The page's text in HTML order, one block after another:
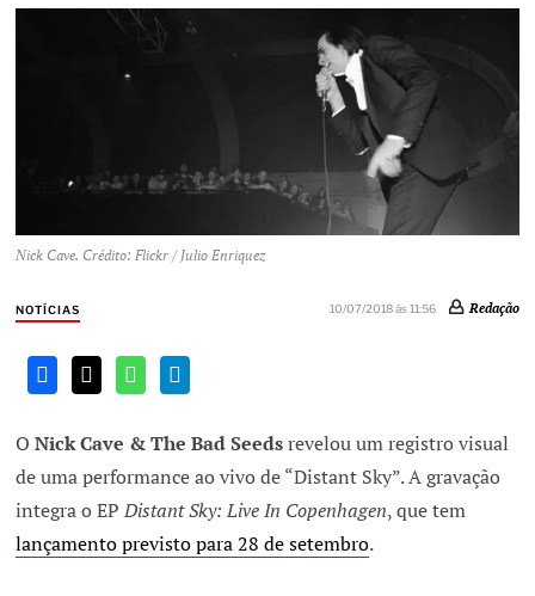
Nick Cave. Crédito: Flickr / Julio Enriquez
NOTÍCIAS 10/07/2018 às 11:56 Redação
ONick Cave & The Bad Seedsrevelou um registro visual
de uma performance ao vivo de “Distant Sky”. A gravação
integra o EPDistant Sky: Live In Copenhagen, que tem
lançamento previsto para 28 de setembro.